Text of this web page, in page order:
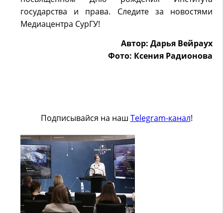
государства и права. Следите за новостями
Медиацентра СурГУ!
Автор: Дарья Вейраух
Фото: Ксения Радионова
Подписывайся на наш Telegram-канал!